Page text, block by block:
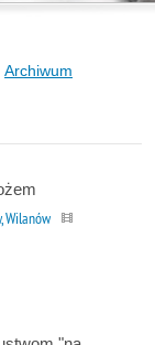
Archiwum
Wilanów